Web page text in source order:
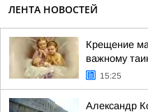
ЛЕНТА НОВОСТЕЙ
Крещение
важному
15:25
Александр